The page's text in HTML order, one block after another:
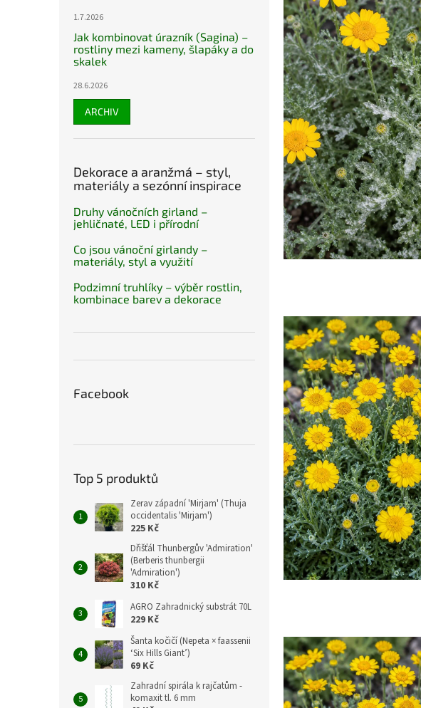
1.7.2026
Jak kombinovat úrazník (Sagina) –
rostliny mezi kameny, šlapáky a do
skalek
28.6.2026
ARCHIV
Dekorace a aranžmá – styl,
materiály a sezónní inspirace
Druhy vánočních girland –
jehličnaté, LED i přírodní
Co jsou vánoční girlandy –
materiály, styl a využití
Podzimní truhlíky – výběr rostlin,
kombinace barev a dekorace
Facebook
Top 5 produktů
Zerav západní 'Mirjam' (Thuja
occidentalis 'Mirjam')
225 Kč
Dřišťál Thunbergův 'Admiration'
(Berberis thunbergii
'Admiration')
310 Kč
AGRO Zahradnický substrát 70L
229 Kč
Šanta kočičí (Nepeta × faassenii
‘Six Hills Giant’)
69 Kč
Zahradní spirála k rajčatům -
komaxit tl. 6 mm